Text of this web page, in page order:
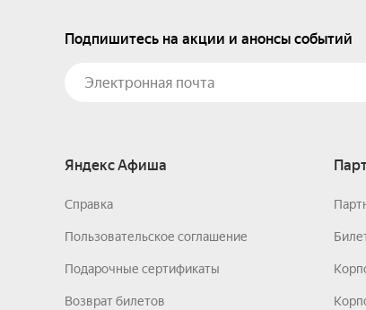
Подпишитесь на акции и анонсы событий
Яндекс Афиша
Справка
Пользовательское соглашение
Подарочные сертификаты
Возврат билетов